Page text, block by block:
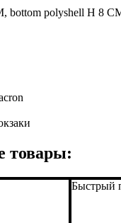
bottom polyshell H 8
товары:
Быстрый